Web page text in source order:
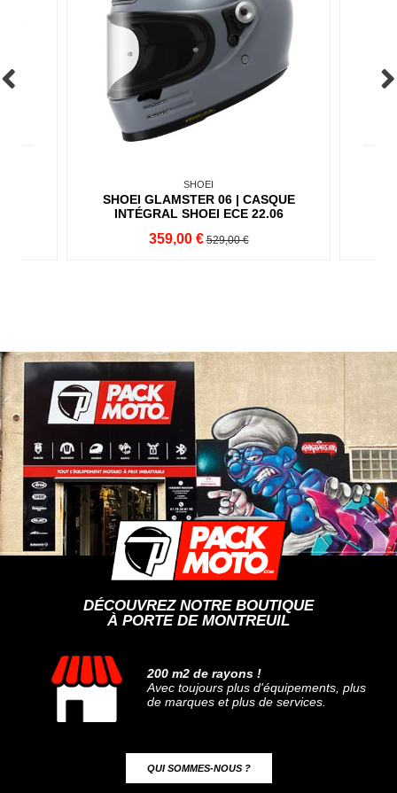
SHOEI
SHOEI GLAMSTER 06 | CASQUE
INTÉGRAL SHOEI ECE 22.06
359,00 € 529,00 €
DÉCOUVREZ NOTRE BOUTIQUE
À PORTE DE MONTREUIL
200 m2 de rayons !
Avec toujours plus d'équipements, plus
de marques et plus de services.
QUI SOMMES-NOUS ?